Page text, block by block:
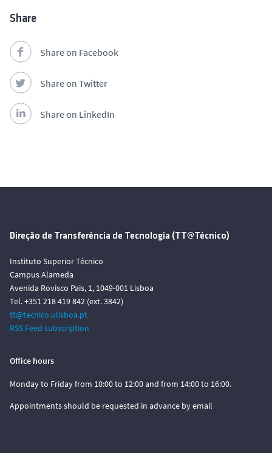
Share
Share on Facebook
Share on Twitter
Share on LinkedIn
Direção de Transferência de Tecnologia (TT@Técnico)
Instituto Superior Técnico
Campus Alameda
Avenida Rovisco Pais, 1, 1049-001 Lisboa
Tel. +351 218 419 842 (ext. 3842)
tt@tecnico.ulisboa.pt
RSS Feed subscription
Office hours
Monday to Friday from 10:00 to 12:00 and from 14:00 to 16:00.
Appointments should be requested in advance by email